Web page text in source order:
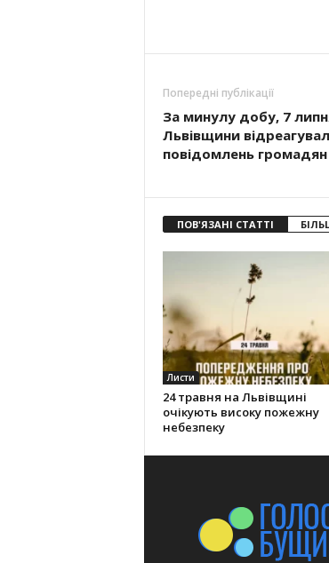
Попередні публікації
За минулу добу, 7
Львівщини
повідомлень громадян
ПОВ'ЯЗАНІ СТАТТІ
Листи
24 травня на Львівщині
очікують високу пожежну
небезпеку